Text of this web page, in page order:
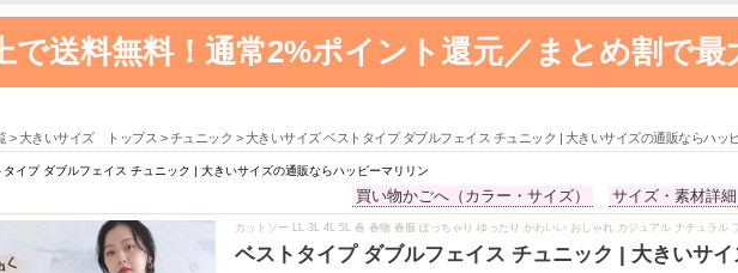
で送料無料！ 通常2%ポイント還元／まとめ割で最
大きいサイズ トップス チュニック 大きいサイズ ベストタイプ ダブルフェイス チュニック | 大きいサイズの通販ならハッ
イプ ダブルフェイス チュニック | 大きいサイズの通販ならハッピーマリリン
買い物かごへ（カラー・サイズ） サイズ・素材詳細
カットソー LL 3L 4L 5L 春 春物 春服 ぽっちゃり ゆったり かわいい おしゃれ カジュアル ナチュラル
ベストタイプ ダブルフェイス チュニック | 大きいサ